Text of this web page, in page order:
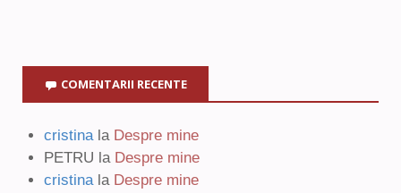
COMENTARII RECENTE
cristinala Despre mine
PETRU la Despre mine
cristinala Despre mine